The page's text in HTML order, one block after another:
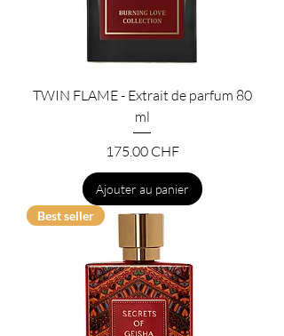
TWIN FLAME - Extrait de parfum 80
ml
Prix
175.00 CHF
Ajouter au panier
Best seller